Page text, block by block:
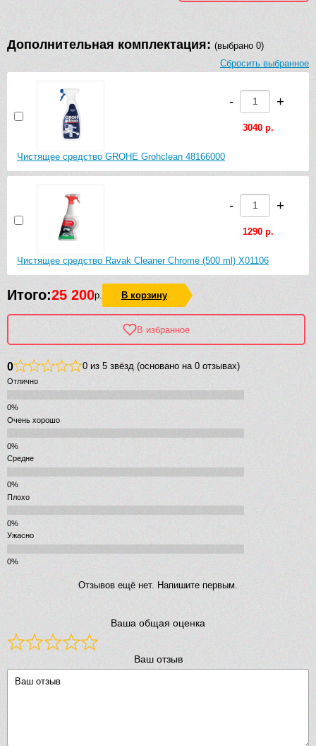
Дополнительная комплектация: (выбрано 0)
Сбросить выбранное
Чистящее средство GROHE Grohclean 48166000
- +
3040 р.
Чистящее средство Ravak Cleaner Chrome (500 ml) X01106
- +
1290 р.
Итого:25 200р. В корзину
В избранное
0 0 из 5 звёзд (основано на 0 отзывах)
Отлично
Очень хорошо
Средне
Плохо
Ужасно
Отзывов ещё нет. Напишите первым.
Ваша общая оценка
Ваш отзыв